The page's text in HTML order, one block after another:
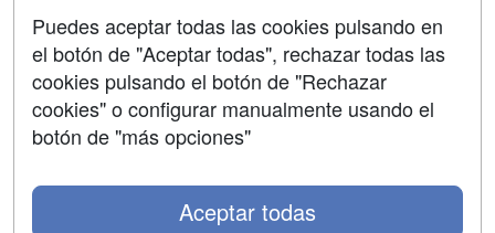
Grupo formazion:
Puedes aceptar todas las cookies pulsando en
el botón de "Aceptar todas", rechazar todas las
cookies pulsando el botón de "Rechazar
cookies" o configurar manualmente usando el
botón de "más opciones"
Aceptar todas